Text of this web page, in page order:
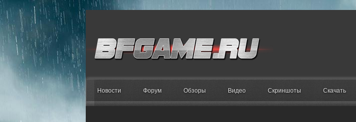
Новости Форум Обзоры Видео Скриншоты Скачать